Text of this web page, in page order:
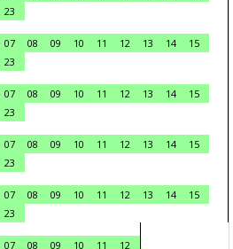
23
07 08 09 10 11 12 13 14
15
23
07 08 09 10 11 12 13 14
15
23
07 08 09 10 11 12 13 14
15
23
07 08 09 10 11 12 13 14
15
23
07 08 09 10 11 12